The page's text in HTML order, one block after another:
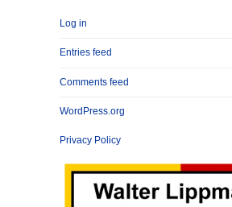
Log in
Entries feed
Comments feed
WordPress.org
Privacy Policy